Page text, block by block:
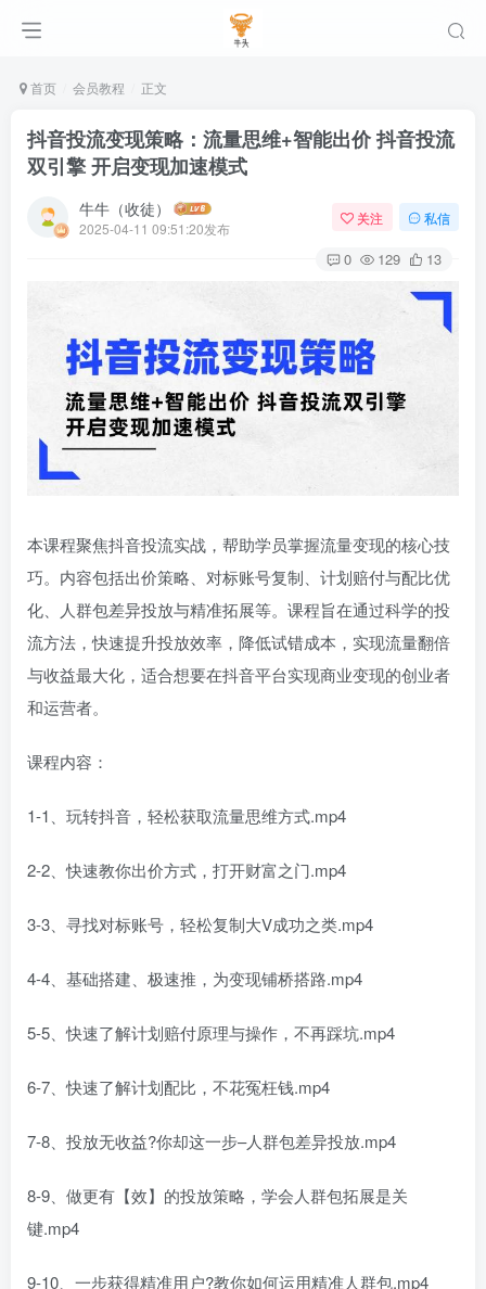
首页 会员教程 正文
抖音投流变现策略：流量思维+智能出价 抖音投流
双引擎 开启变现加速模式
牛牛（收徒）
2025-04-11 09:51:20发布
关注 私信
0 129 13
本课程聚焦抖音投流实战，帮助学员掌握流量变现的核心技
巧。内容包括出价策略、对标账号复制、计划赔付与配比优
化、人群包差异投放与精准拓展等。课程旨在通过科学的投
流方法，快速提升投放效率，降低试错成本，实现流量翻倍
与收益最大化，适合想要在抖音平台实现商业变现的创业者
和运营者。
课程内容：
1-1、玩转抖音，轻松获取流量思维方式.mp4
2-2、快速教你出价方式，打开财富之门.mp4
3-3、寻找对标账号，轻松复制大V成功之类.mp4
4-4、基础搭建、极速推，为变现铺桥搭路.mp4
5-5、快速了解计划赔付原理与操作，不再踩坑.mp4
6-7、快速了解计划配比，不花冤枉钱.mp4
7-8、投放无收益?你却这一步–人群包差异投放.mp4
8-9、做更有【效】的投放策略，学会人群包拓展是关
键.mp4
9-10、一步获得精准用户?教你如何运用精准人群包.mp4